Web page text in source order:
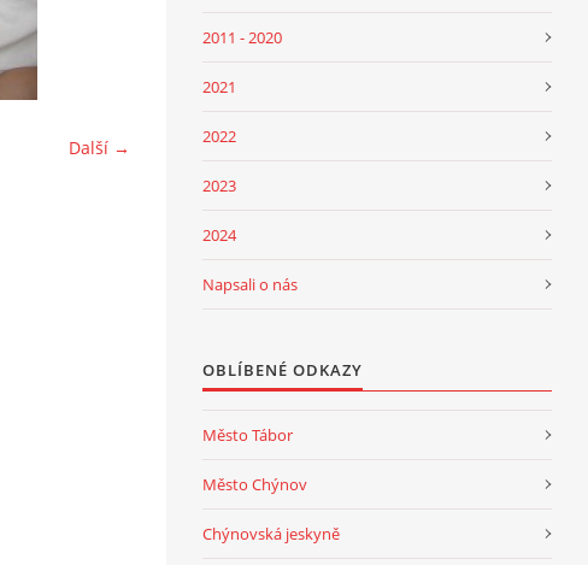
Další →
2011 - 2020
2021
2022
2023
2024
Napsali o nás
OBLÍBENÉ ODKAZY
Město Tábor
Město Chýnov
Chýnovská jeskyně